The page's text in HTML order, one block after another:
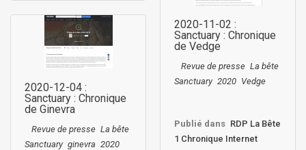
2020-11-02 :
Sanctuary : Chronique
de Vedge
Revue de presse La bête
Sanctuary 2020 Vedge
Publié dans RDP La Bête
1 Chronique Internet
2020-12-04 :
Sanctuary : Chronique
de Ginevra
Revue de presse La bête
Sanctuary ginevra 2020